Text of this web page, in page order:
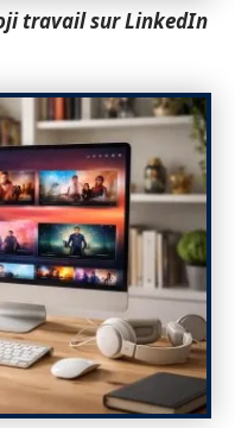
travail sur LinkedIn